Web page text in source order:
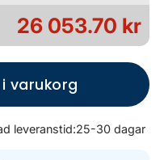
26 053.70 kr
varukorg
leveranstid:25-30 dagar